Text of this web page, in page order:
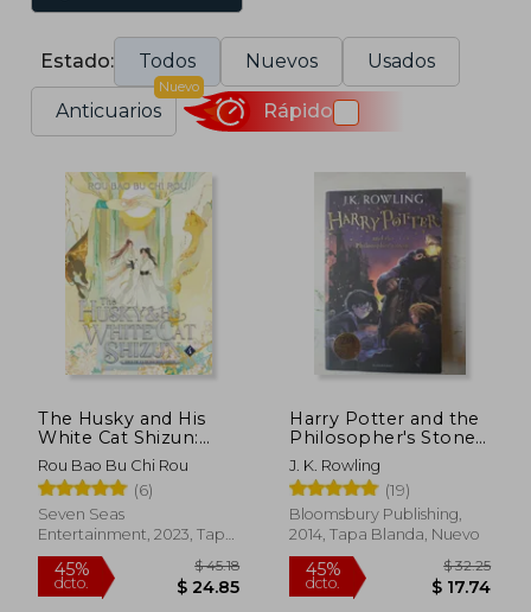
Estado: Todos Nuevos Usados
Anticuarios
Nuevo
Rápido
The Husky and His
White Cat Shizun:
Erha He Ta de Bai
Mao Shizun (Novel)
Vol. 4 (en Inglés)
Rou Bao Bu Chi Rou
(6)
Seven Seas
Entertainment, 2023, Tapa
Blanda, Nuevo
Harry Potter and the
Philosopher's Stone
(en Inglés)
J. K. Rowling
(19)
Bloomsbury Publishing,
2014, Tapa Blanda, Nuevo